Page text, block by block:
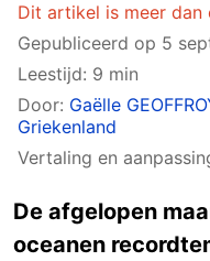
Dit artikel is meer dan
Gepubliceerd op 5
Leestijd: 9 min
Door: Gaëlle
Griekenland
Vertaling en
De afgelopen
oceanen